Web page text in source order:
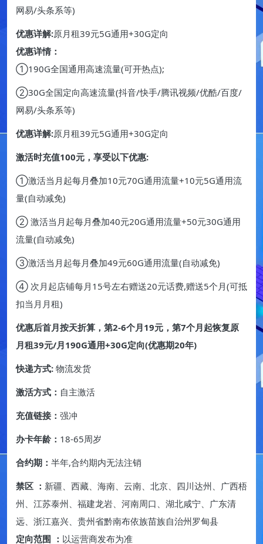
网易/头条系等)
优惠详解:原月租39元5G通用+30G定向
优惠详情：
①190G全国通用高速流量(可开热点);
②30G全国定向高速流量(抖音/快手/腾讯视频/优酷/百度/
网易/头条系等)
优惠详解:原月租39元5G通用+30G定向
激活时充值100元，享受以下优惠:
①激活当月起每月叠加10元70G通用流量+10元5G通用流
量(自动减免)
② 激活当月起每月叠加40元20G通用流量+50元30G通用
流量(自动减免)
③激活当月起每月叠加49元60G通用流量(自动减免)
④ 次月起店铺每月15号左右赠送20元话费,赠送5个月(可抵
扣当月月租)
优惠后首月按天折算，第2-6个月19元，第7个月起恢复原
月租39元/月190G通用+30G定向(优惠期20年)
快递方式: 物流发货
激活方式： 自主激活
充值链接： 强冲
办卡年龄： 18-65周岁
合约期： 半年,合约期内无法注销
禁区 ： 新疆、西藏、海南、云南、北京、四川达州、广西梧
州、江苏泰州、福建龙岩、河南周口、湖北咸宁、广东清
远、浙江嘉兴、贵州省黔南布依族苗族自治州罗甸县
定向范围 ： 以运营商发布为准